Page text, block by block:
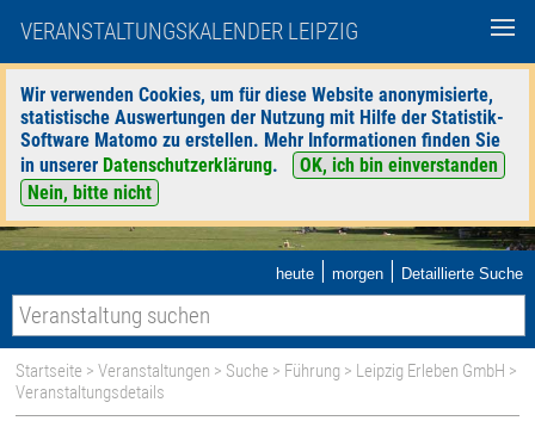
VERANSTALTUNGSKALENDER LEIPZIG
Wir verwenden Cookies, um für diese Website anonymisierte,
statistische Auswertungen der Nutzung mit Hilfe der Statistik-
Software Matomo zu erstellen. Mehr Informationen finden Sie
in unserer Datenschutzerklärung.
OK, ich bin einverstanden
Nein, bitte nicht
heute | morgen | Detaillierte Suche
Startseite >Veranstaltungen > Suche > Führung > Leipzig Erleben GmbH >
Veranstaltungsdetails